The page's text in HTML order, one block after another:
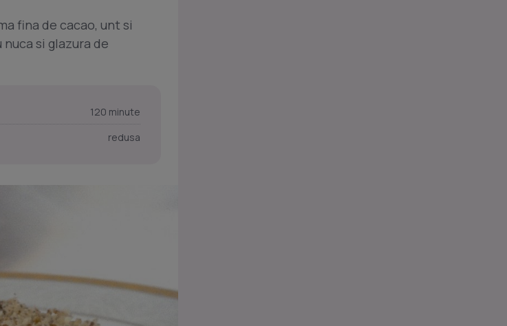
fina de cacao, unt si
si glazura de
120 minute
redusa